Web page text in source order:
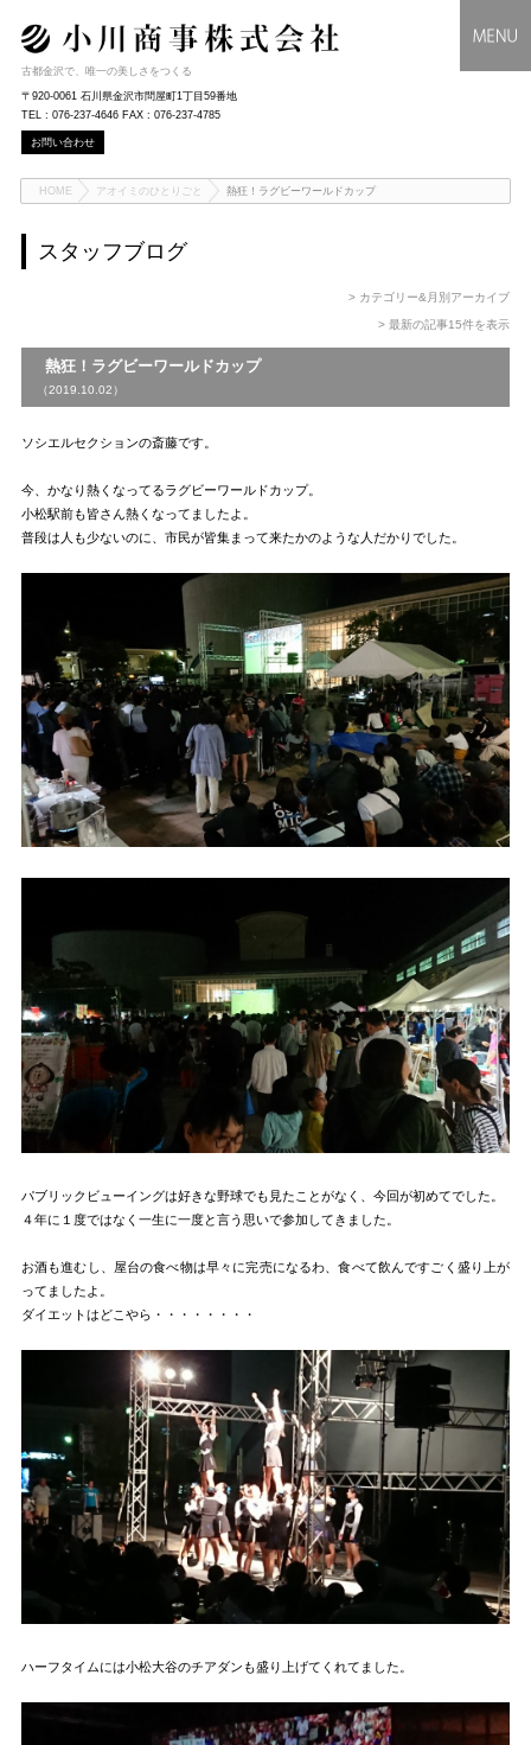
古都金沢で、唯一の美しさをつくる
〒920-0061 石川県金沢市問屋町1丁目59番地
TEL : 076-237-4646 FAX : 076-237-4785
お問い合わせ
HOME アオイミのひとりごと 熱狂！ラグビーワールドカップ
スタッフブログ
> カテゴリー&月別アーカイブ
> 最新の記事15件を表示
熱狂！ラグビーワールドカップ
（2019.10.02）
ソシエルセクションの斎藤です。
今、かなり熱くなってるラグビーワールドカップ。
小松駅前も皆さん熱くなってましたよ。
普段は人も少ないのに、市民が皆集まって来たかのような人だかりでした。
パブリックビューイングは好きな野球でも見たことがなく、今回が初めてでした。
４年に１度ではなく一生に一度と言う思いで参加してきました。
お酒も進むし、屋台の食べ物は早々に完売になるわ、食べて飲んですごく盛り上が
ってましたよ。
ダイエットはどこやら・・・・・・・・
ハーフタイムには小松大谷のチアダンも盛り上げてくれてました。